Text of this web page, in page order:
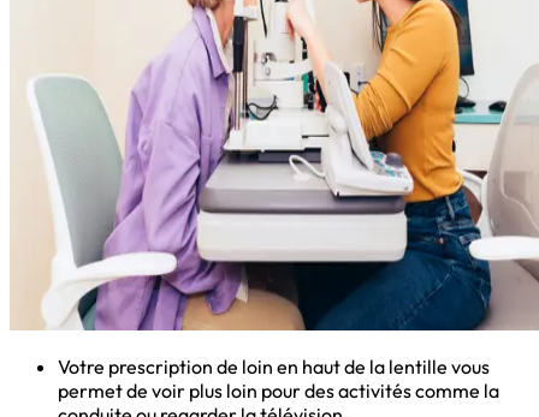
Votre prescription de loin en haut de la lentille vous
permet de voir plus loin pour des activités comme la